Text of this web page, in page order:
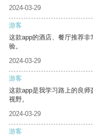
2024-03-29
游客
这款app的酒店、餐厅推荐
验。
2024-03-29
游客
这款app是我学习路上的良
视野。
2024-03-29
游客